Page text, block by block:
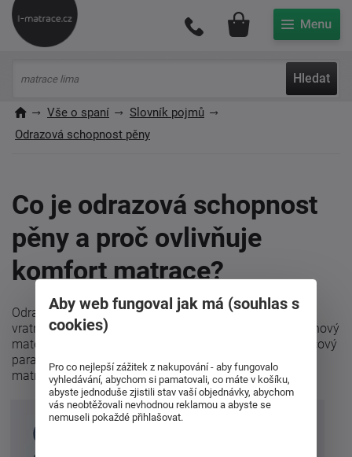
Hledat
Můj účet
Vše o spaní
Slovník pojmů
Odrazová schopnost pěny
Co je odrazová schopnost
pěny a proč ovlivňuje
komfort matrace?
Odrazová schopnost pěny (také zvaná elasticita nebo
vratnost materiálu) označuje, jak rychle a účinně se pěnový
materiál vrací do původního tvaru po zatížení. Je to klíčový
parametr pro hodnocení pohodlí, podpory i životnosti
matrace.
Aby web fungoval jak má (souhlas s
cookies)
Pro co nejlepší zážitek z nakupování - aby fungovalo
vyhledávání, abychom si pamatovali, co máte v košíku,
abyste jednoduše zjistili stav vaší objednávky, abychom
vás neobtěžovali nevhodnou reklamou a abyste se
nemuseli pokaždé přihlašovat.